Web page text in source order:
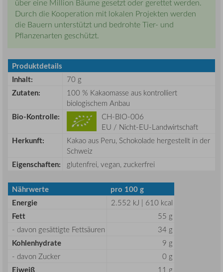
über eine Million Bäume gesetzt oder gerettet werden.
Durch die Kooperation mit lokalen Projekten werden
die Bauern unterstützt und bedrohte Tier- und
Pflanzenarten geschützt.
Produktdetails
Inhalt:
70 g
Zutaten:
100 % Kakaomasse aus kontrolliert
biologischem Anbau
Bio-Kontrolle:
CH-BIO-006
EU / Nicht-EU-Landwirtschaft
Herkunft:
Kakao aus Peru, Schokolade hergestellt in der
Schweiz
Eigenschaften: glutenfrei, vegan, zuckerfrei
Nährwerte
pro 100 g
Energie
2.552 kJ | 610 kcal
Fett
55 g
- davon gesättigte Fettsäuren
34 g
Kohlenhydrate
9 g
- davon Zucker
0 g
Eiweiß 11 g